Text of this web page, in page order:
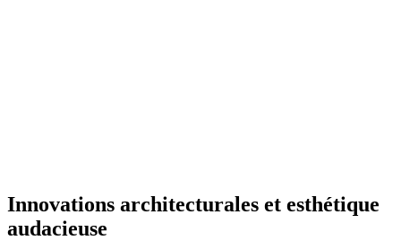
Innovations architecturales et esthétique
audacieuse